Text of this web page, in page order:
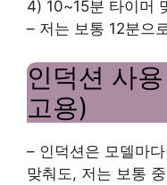
4) 10~15분 타이머
– 저는 보통 12분으
인덕션 사
고용)
– 인덕션은 모델마
맞춰도, 저는 보통